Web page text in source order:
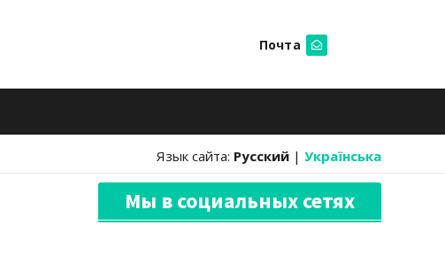
Почта
Язык сайта: Русский | Українська
Мы в социальных сетях